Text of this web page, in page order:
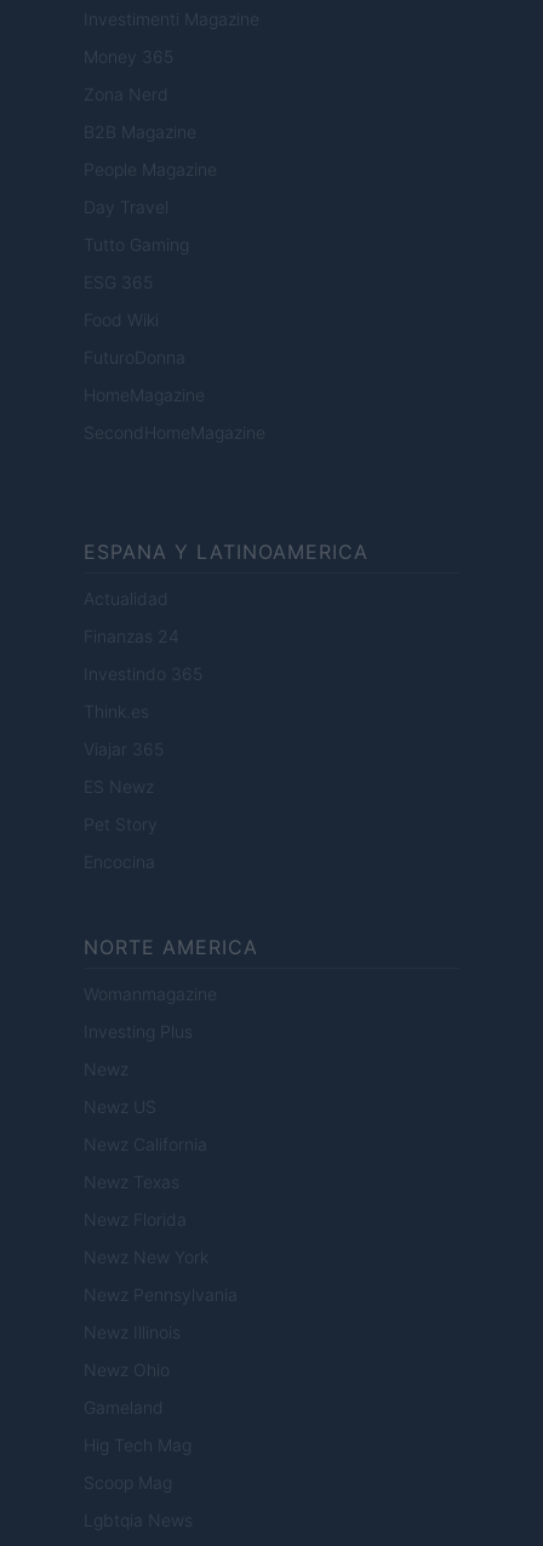
Investimenti Magazine
Money 365
Zona Nerd
B2B Magazine
People Magazine
Day Travel
Tutto Gaming
ESG 365
Food Wiki
FuturoDonna
HomeMagazine
SecondHomeMagazine
ESPANA Y LATINOAMERICA
Actualidad
Finanzas 24
Investindo 365
Think.es
Viajar 365
ES Newz
Pet Story
Encocina
NORTE AMERICA
Womanmagazine
Investing Plus
Newz
Newz US
Newz California
Newz Texas
Newz Florida
Newz New York
Newz Pennsylvania
Newz Illinois
Newz Ohio
Gameland
Hig Tech Mag
Scoop Mag
Lgbtqia News